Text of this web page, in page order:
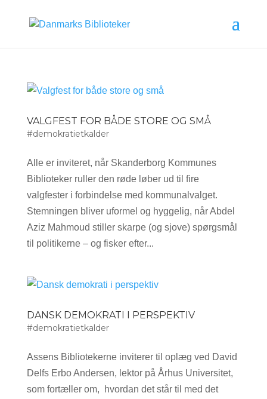
VALGFEST FOR BÅDE STORE OG SMÅ
#demokratietkalder
Alle er inviteret, når Skanderborg Kommunes
Biblioteker ruller den røde løber ud til fire
valgfester i forbindelse med kommunalvalget.
Stemningen bliver uformel og hyggelig, når Abdel
Aziz Mahmoud stiller skarpe (og sjove) spørgsmål
til politikerne – og fisker efter...
DANSK DEMOKRATI I PERSPEKTIV
#demokratietkalder
Assens Bibliotekerne inviterer til oplæg ved David
Delfs Erbo Andersen, lektor på Århus Universitet,
som fortæller om, hvordan det står til med det